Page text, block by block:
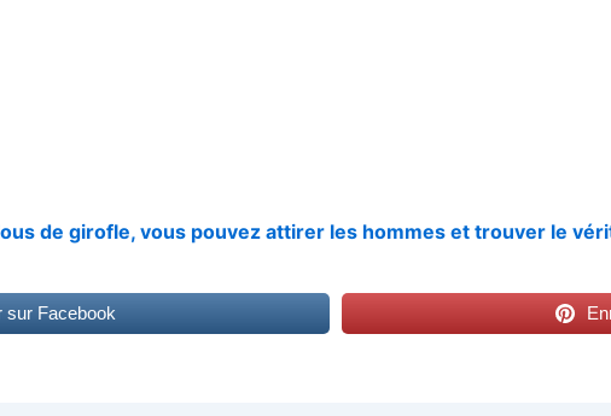
de girofle, vous pouvez attirer les hommes et trouver le
sur Facebook